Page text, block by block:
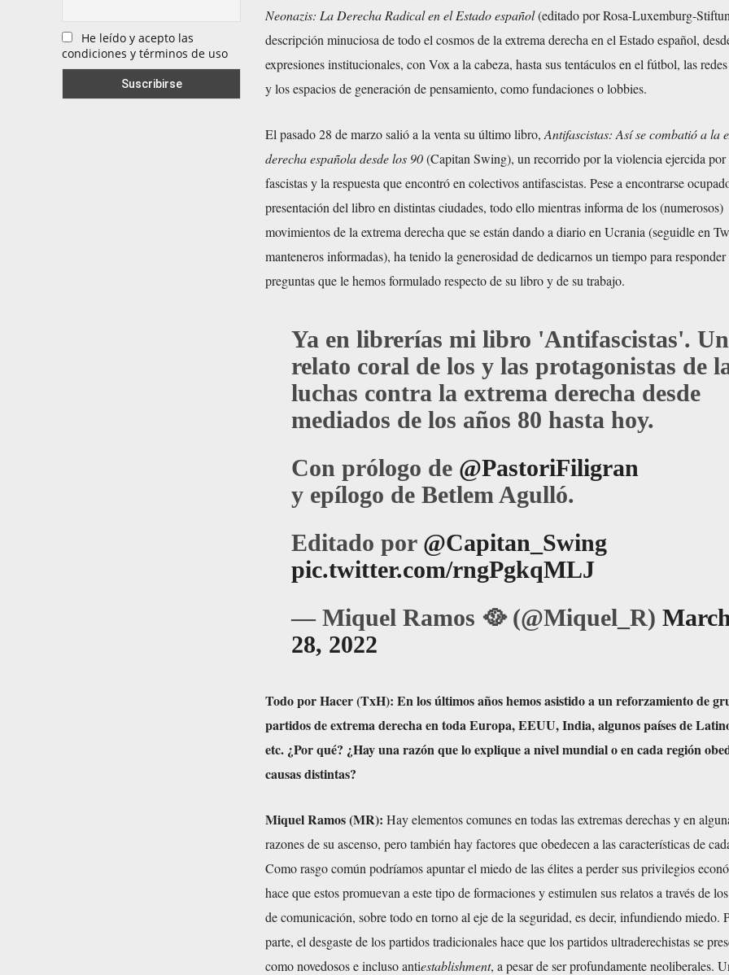
He leído y acepto las
condiciones y términos de uso
Neonazis: La Derecha Radical en el Estado español(editado por Rosa-Luxemburg-
descripción minuciosa de todo el cosmos de la extrema derecha en el Estado español,
expresiones institucionales, con Vox a la cabeza, hasta sus tentáculos en el fútbol, las
y los espacios de generación de pensamiento, como fundaciones o lobbies.
El pasado 28 de marzo salió a la venta su último libro, Antifascistas: Así se combatió a la
derecha española desde los 90(Capitan Swing), un recorrido por la violencia ejercida por
fascistas y la respuesta que encontró en colectivos antifascistas. Pese a encontrarse
presentación del libroen distintas ciudades, todo ello mientras informa de los (numerosos)
movimientos de la extrema derecha que se están dandoa diario en Ucrania (seguidleen
manteneros informadas), ha tenido la generosidad de dedicarnos un tiempo para responder
preguntas que le hemos formulado respecto de su libro y de su trabajo.
Ya en librerías mi libro 'Antifascistas'. Un
relato coral de los y las protagonistas de
luchas contra la extrema derecha desde
mediados de los años 80 hasta hoy.
Con prólogo de @PastoriFiligran
y epílogo de Betlem Agulló.
Editado por @Capitan_Swing
pic.twitter.com/rngPgkqMLJ
— Miquel Ramos 🥘 (@Miquel_R)
28, 2022
Todo por Hacer (TxH): En los últimos años hemos asistido a un reforzamiento de
partidos de extrema derecha en todaEuropa,EEUU,India, algunos países de
etc. ¿Por qué? ¿Hay una razón que lo explique a nivel mundial o en cada región
causas distintas?
Miquel Ramos (MR): Hay elementos comunes en todas las extremas derechas y en
razones de su ascenso, pero también hay factores que obedecen a las características de
Como rasgo común podríamos apuntar el miedo de las élites a perder sus privilegios
hace que estos promuevan a este tipo de formaciones y estimulen sus relatos a través de
de comunicación, sobre todo en torno al eje de la seguridad, es decir, infundiendo miedo.
parte, el desgaste de los partidos tradicionales hace que los partidos ultraderechistas se
como novedosos e incluso antiestablishment, a pesar de ser profundamente neoliberales.